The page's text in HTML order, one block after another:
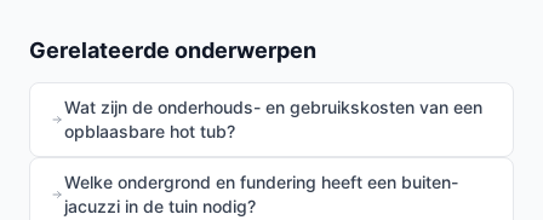
Gerelateerde onderwerpen
Wat zijn de onderhouds- en gebruikskosten van een
opblaasbare hot tub?
Welke ondergrond en fundering heeft een buiten-
jacuzzi in de tuin nodig?